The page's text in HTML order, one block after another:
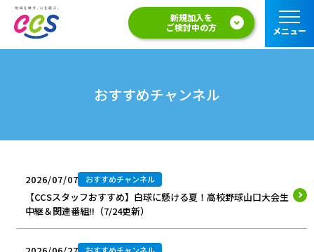
新規加入を
ご検討中の方
メニュー
おすすめチャンネル
2026/07/07 おすすめチャンネル
【CCSスタッフおすすめ】白球に懸ける夏！高校野球山口大会生
中継＆関連番組!!（7/24更新）